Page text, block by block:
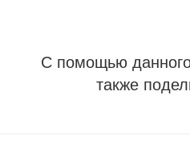
С помощью
также